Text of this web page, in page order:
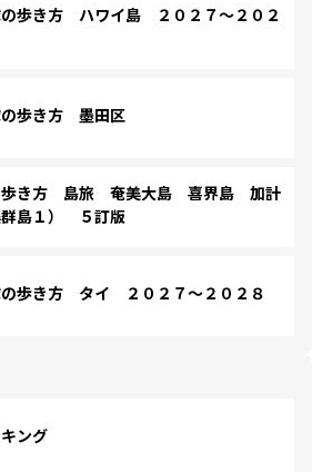
歩き方 ハワイ島 ２０２７～２０２
歩き方 墨田区
歩き方 島旅 奄美大島 喜界島 加計
群島１） ５訂版
歩き方 タイ ２０２７～２０２８
ング